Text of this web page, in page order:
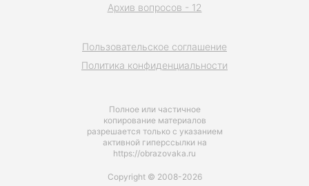
Полное или частичное
копирование материалов
разрешается только с указанием
активной гиперссылки на
https://obrazovaka.ru
Пользовательское соглашение
Политика конфиденциальности
Архив вопросов - 12
Copyright © 2008-2026